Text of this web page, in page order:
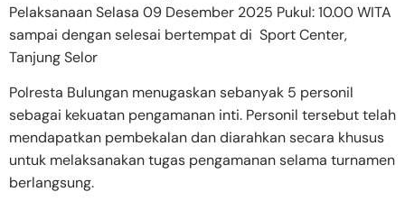
Pelaksanaan Selasa 09 Desember 2025 Pukul: 10.00 WITA
sampai dengan selesai bertempat di Sport Center,
Tanjung Selor
Polresta Bulungan menugaskan sebanyak 5 personil
sebagai kekuatan pengamanan inti. Personil tersebut telah
mendapatkan pembekalan dan diarahkan secara khusus
untuk melaksanakan tugas pengamanan selama turnamen
berlangsung.